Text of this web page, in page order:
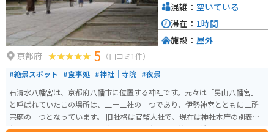
京都府 5 （口コミ1件）
#絶景スポット #食事処 #神社｜寺院 #夜景
石清水八幡宮は、京都府八幡市に位置する神社です。元々は「男山八幡宮」
と呼ばれていたこの場所は、二十二社の一つであり、伊勢神宮とともに二所
宗廟の一つとなっています。 旧社格は官幣大社で、現在は神社本庁の別表神
社となっています。また、宇佐神宮・筥崎宮または鶴岡八幡宮とともに、日
混雑： 空いている
滞在： 1時間
施設： 屋外